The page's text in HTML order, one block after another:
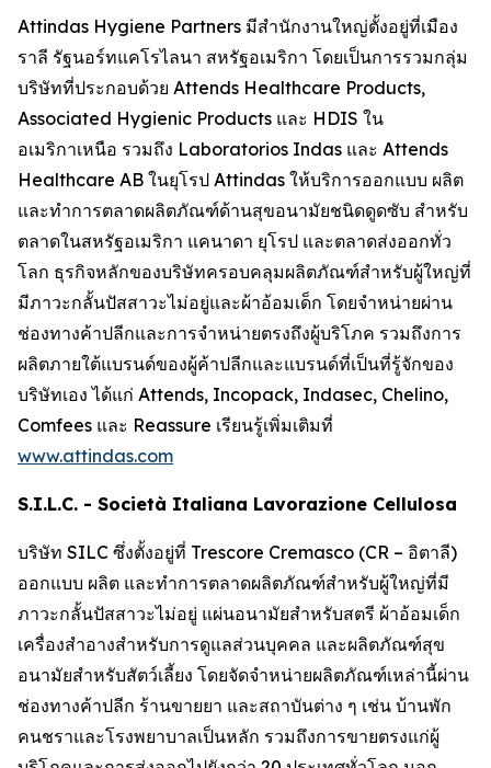
Attindas Hygiene Partners มีสำนักงานใหญ่ตั้งอยู่ที่เมือง
ราลี รัฐนอร์ทแคโรไลนา สหรัฐอเมริกา โดยเป็นการรวมกลุ่ม
บริษัทที่ประกอบด้วย Attends Healthcare Products,
Associated Hygienic Products และ HDIS ใน
อเมริกาเหนือ รวมถึง Laboratorios Indas และ Attends
Healthcare AB ในยุโรป Attindas ให้บริการออกแบบ ผลิต
และทำการตลาดผลิตภัณฑ์ด้านสุขอนามัยชนิดดูดซับ สำหรับ
ตลาดในสหรัฐอเมริกา แคนาดา ยุโรป และตลาดส่งออกทั่ว
โลก ธุรกิจหลักของบริษัทครอบคลุมผลิตภัณฑ์สำหรับผู้ใหญ่ที่
มีภาวะกลั้นปัสสาวะไม่อยู่และผ้าอ้อมเด็ก โดยจำหน่ายผ่าน
ช่องทางค้าปลีกและการจำหน่ายตรงถึงผู้บริโภค รวมถึงการ
ผลิตภายใต้แบรนด์ของผู้ค้าปลีกและแบรนด์ที่เป็นที่รู้จักของ
บริษัทเอง ได้แก่ Attends, Incopack, Indasec, Chelino,
Comfees และ Reassure เรียนรู้เพิ่มเติมที่
www.attindas.com
S.I.L.C. - Società Italiana Lavorazione Cellulosa
บริษัท SILC ซึ่งตั้งอยู่ที่ Trescore Cremasco (CR – อิตาลี)
ออกแบบ ผลิต และทำการตลาดผลิตภัณฑ์สำหรับผู้ใหญ่ที่มี
ภาวะกลั้นปัสสาวะไม่อยู่ แผ่นอนามัยสำหรับสตรี ผ้าอ้อมเด็ก
เครื่องสำอางสำหรับการดูแลส่วนบุคคล และผลิตภัณฑ์สุข
อนามัยสำหรับสัตว์เลี้ยง โดยจัดจำหน่ายผลิตภัณฑ์เหล่านี้ผ่าน
ช่องทางค้าปลีก ร้านขายยา และสถาบันต่าง ๆ เช่น บ้านพัก
คนชราและโรงพยาบาลเป็นหลัก รวมถึงการขายตรงแก่ผู้